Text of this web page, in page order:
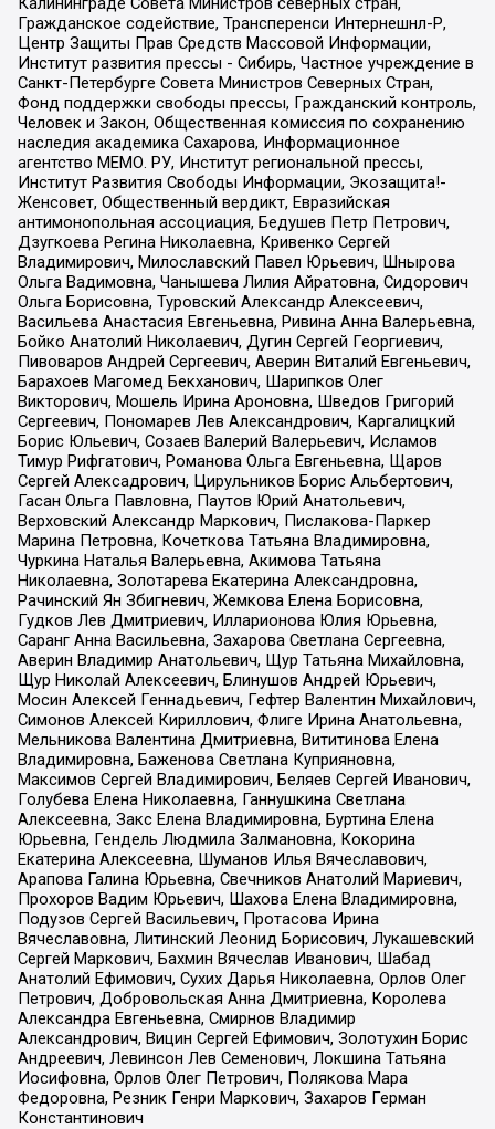
Гражданское содействие, Трансперенси Интернешнл-Р,
Центр Защиты Прав Средств Массовой Информации,
Институт развития прессы - Сибирь, Частное учреждение в
Санкт-Петербурге Совета Министров Северных Стран,
Фонд поддержки свободы прессы, Гражданский контроль,
Человек и Закон, Общественная комиссия по сохранению
наследия академика Сахарова, Информационное
агентство МЕМО. РУ, Институт региональной прессы,
Институт Развития Свободы Информации, Экозащита!-
Женсовет, Общественный вердикт, Евразийская
антимонопольная ассоциация, Бедушев Петр Петрович,
Дзугкоева Регина Николаевна, Кривенко Сергей
Владимирович, Милославский Павел Юрьевич, Шнырова
Ольга Вадимовна, Чанышева Лилия Айратовна, Сидорович
Ольга Борисовна, Туровский Александр Алексеевич,
Васильева Анастасия Евгеньевна, Ривина Анна Валерьевна,
Бойко Анатолий Николаевич, Дугин Сергей Георгиевич,
Пивоваров Андрей Сергеевич, Аверин Виталий Евгеньевич,
Барахоев Магомед Бекханович, Шарипков Олег
Викторович, Мошель Ирина Ароновна, Шведов Григорий
Сергеевич, Пономарев Лев Александрович, Каргалицкий
Борис Юльевич, Созаев Валерий Валерьевич, Исламов
Тимур Рифгатович, Романова Ольга Евгеньевна, Щаров
Сергей Алексадрович, Цирульников Борис Альбертович,
Гасан Ольга Павловна, Паутов Юрий Анатольевич,
Верховский Александр Маркович, Пислакова-Паркер
Марина Петровна, Кочеткова Татьяна Владимировна,
Чуркина Наталья Валерьевна, Акимова Татьяна
Николаевна, Золотарева Екатерина Александровна,
Рачинский Ян Збигневич, Жемкова Елена Борисовна,
Гудков Лев Дмитриевич, Илларионова Юлия Юрьевна,
Саранг Анна Васильевна, Захарова Светлана Сергеевна,
Аверин Владимир Анатольевич, Щур Татьяна Михайловна,
Щур Николай Алексеевич, Блинушов Андрей Юрьевич,
Мосин Алексей Геннадьевич, Гефтер Валентин Михайлович,
Симонов Алексей Кириллович, Флиге Ирина Анатольевна,
Мельникова Валентина Дмитриевна, Вититинова Елена
Владимировна, Баженова Светлана Куприяновна,
Максимов Сергей Владимирович, Беляев Сергей Иванович,
Голубева Елена Николаевна, Ганнушкина Светлана
Алексеевна, Закс Елена Владимировна, Буртина Елена
Юрьевна, Гендель Людмила Залмановна, Кокорина
Екатерина Алексеевна, Шуманов Илья Вячеславович,
Арапова Галина Юрьевна, Свечников Анатолий Мариевич,
Прохоров Вадим Юрьевич, Шахова Елена Владимировна,
Подузов Сергей Васильевич, Протасова Ирина
Вячеславовна, Литинский Леонид Борисович, Лукашевский
Сергей Маркович, Бахмин Вячеслав Иванович, Шабад
Анатолий Ефимович, Сухих Дарья Николаевна, Орлов Олег
Петрович, Добровольская Анна Дмитриевна, Королева
Александра Евгеньевна, Смирнов Владимир
Александрович, Вицин Сергей Ефимович, Золотухин Борис
Андреевич, Левинсон Лев Семенович, Локшина Татьяна
Иосифовна, Орлов Олег Петрович, Полякова Мара
Федоровна, Резник Генри Маркович, Захаров Герман
Константинович